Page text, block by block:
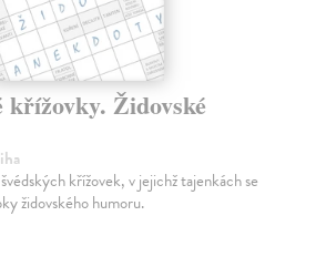
křížovky. Židovské
křížovek, v jejichž tajenkách se
židovského humoru.